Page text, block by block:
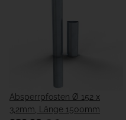
Absperrpfosten Ø 152 x
3,2mm, Länge 1500mm